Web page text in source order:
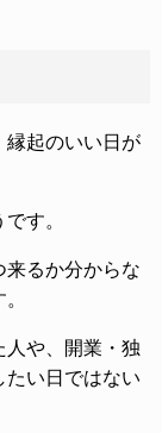
縁起のいい日が
す。
来るか分からな
人や、開業・独
たい日ではない